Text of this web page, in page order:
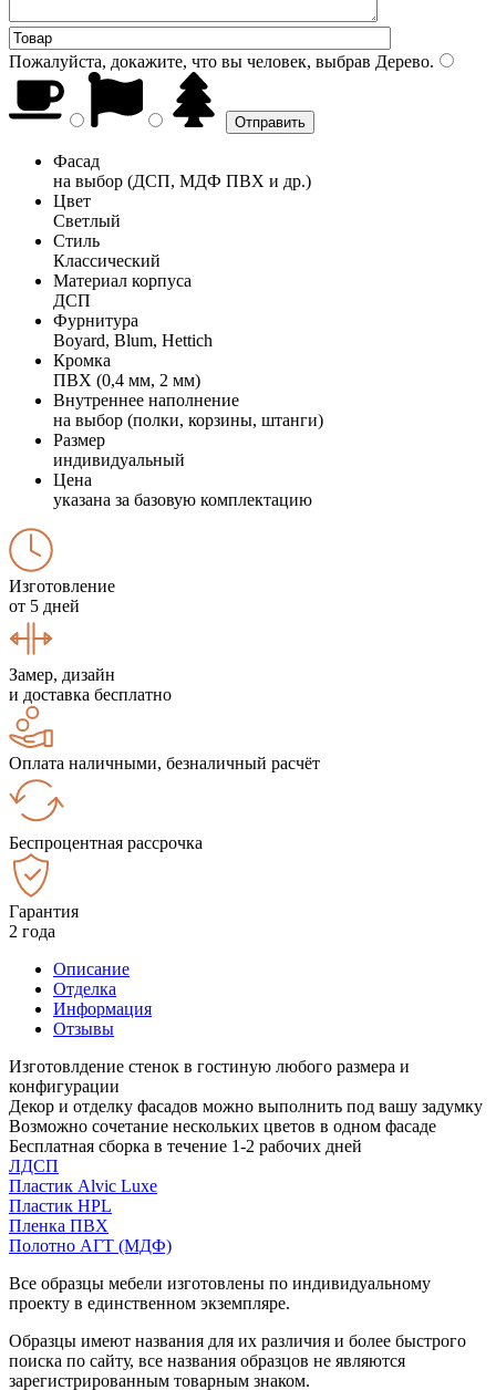
Пожалуйста, докажите, что вы человек, выбрав Дерево.
Фасад
на выбор (ДСП, МДФ ПВХ и др.)
Цвет
Светлый
Стиль
Классический
Материал корпуса
ДСП
Фурнитура
Boyard, Blum, Hettich
Кромка
ПВХ (0,4 мм, 2 мм)
Внутреннее наполнение
на выбор (полки, корзины, штанги)
Размер
индивидуальный
Цена
указана за базовую комплектацию
Изготовление
от 5 дней
Замер, дизайн
и доставка бесплатно
Оплата наличными, безналичный расчёт
Беспроцентная рассрочка
Гарантия
2 года
Описание
Отделка
Информация
Отзывы
Изготовлдение стенок в гостиную любого размера и
конфигурации
Декор и отделку фасадов можно выполнить под вашу задумку
Возможно сочетание нескольких цветов в одном фасаде
Бесплатная сборка в течение 1-2 рабочих дней
ЛДСП
Пластик Alvic Luxe
Пластик HPL
Пленка ПВХ
Полотно АГТ (МДФ)
Все образцы мебели изготовлены по индивидуальному
проекту в единственном экземпляре.
Образцы имеют названия для их различия и более быстрого
поиска по сайту, все названия образцов не являются
зарегистрированным товарным знаком.